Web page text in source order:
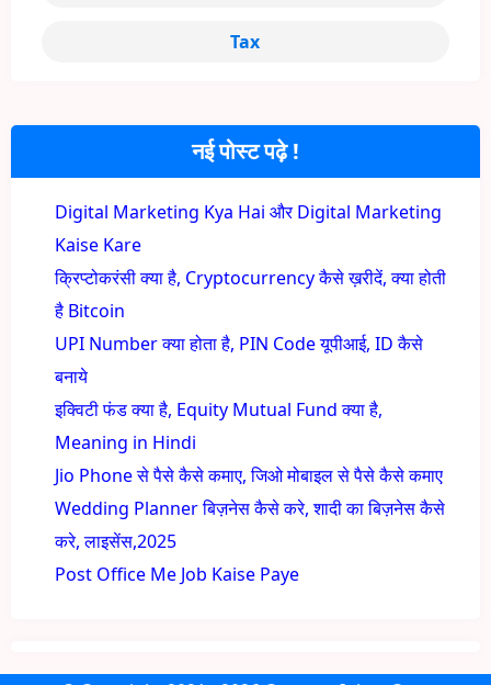
नई पोस्ट पढ़े !
Digital Marketing Kya Hai और Digital Marketing
Kaise Kare
क्रिप्टोकरंसी क्या है, Cryptocurrency कैसे ख़रीदें, क्या होती
है Bitcoin
UPI Number क्या होता है, PIN Code यूपीआई, ID कैसे
बनाये
इक्विटी फंड क्या है, Equity Mutual Fund क्या है,
Meaning in Hindi
Jio Phone से पैसे कैसे कमाए, जिओ मोबाइल से पैसे कैसे कमाए
Wedding Planner बिज़नेस कैसे करे, शादी का बिज़नेस कैसे
करे, लाइसेंस,2025
Post Office Me Job Kaise Paye
Tax